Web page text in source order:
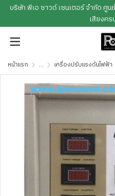
บริษัท พีเอ ซาวด์ เซนเตอร์ จำกัด ศู
เสียงคร
หน้าแรก ... เครื่องปรับแรงดันไฟฟ้า